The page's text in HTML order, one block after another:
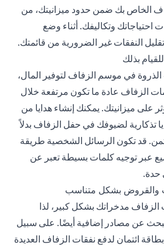
الخاص بك ضمن حدود ميزانيتك، من
احتياجاتك وتكاليفك. أثناء وضع
تقليل النفقات غير الضرورية من قائمتك.
بذلك
في موسم الزفاف لتوفير المال،
الزفاف عادة ما تكون مرتفعة خلال
على ميزانيتك. يمكنك إنشاء هدايا من
تذكارية لضيوفك في حفل الزفاف بدلاً
قد تكون الرسائل الشخصية طريقة
عبر توجيه كلمات بسيطة تعبر عن
حدة.
والقروض بشكل متناسب
مدخراتك بشكل كبير، لذا
عن مصادر إضافية أيضًا. على سبيل
ائتمان لدفع نفقات الزفاف العديدة